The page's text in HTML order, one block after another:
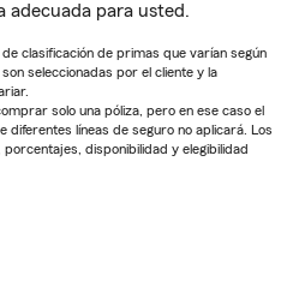
adecuada para usted.
clasificación de primas que varían según
seleccionadas por el cliente y la
solo una póliza, pero en ese caso el
líneas de seguro no aplicará. Los
disponibilidad y elegibilidad